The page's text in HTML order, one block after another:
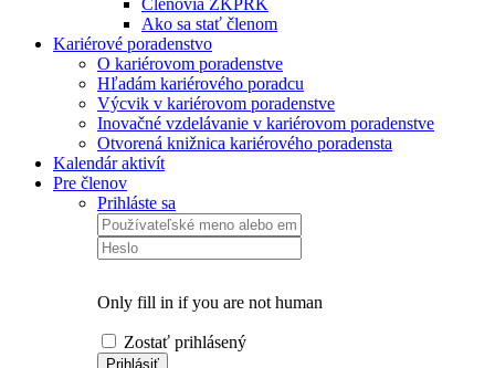
Členovia ZKPRK
Ako sa stať členom
Kariérové poradenstvo
O kariérovom poradenstve
Hľadám kariérového poradcu
Výcvik v kariérovom poradenstve
Inovačné vzdelávanie v kariérovom poradenstve
Otvorená knižnica kariérového poradensta
Kalendár aktivít
Pre členov
Prihláste sa
Only fill in if you are not human
Zostať prihlásený